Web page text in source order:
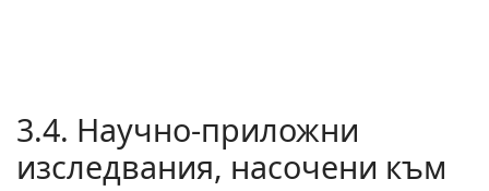
3.4. Научно-приложни
изследвания, насочени към